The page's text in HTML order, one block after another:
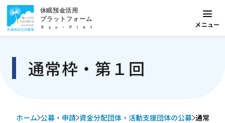
休眠預金活用
プラットフォーム
Kyu-Plat メニュー
通常枠・第１回
ホーム 公募・申請 資金分配団体・活動支援団体の公募 通常枠